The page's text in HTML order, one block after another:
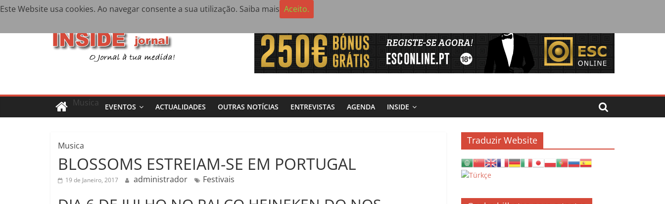
Skip
Sexta-feira, Maio 28, 2021 Últimos: “Toc Toc” marca a estreia de Negga Lizzy
JOANA GUERRA APRESENTA ÁLBUM
Casino Estoril inaugura na Galeria de Arte exposição colectiva “O Fio Comum”
Mário Patrão disputa etapa do CNTT em pistas algarvias
Tagua Tagua lança versão ao vivo de 2016 e prepara digressão na Europa
J
r
n
a
Musica EVENTOS ACTUALIDADES OUTRAS NOTÍCIAS ENTREVISTAS AGENDA INSIDE
Musica
BLOSSOMS ESTREIAM-SE EM PORTUGAL
19 de Janeiro, 2017 administrador Festivais
Traduzir Website
Este Website usa cookies. Ao navegar consente a sua utilização. Saiba mais Aceito.